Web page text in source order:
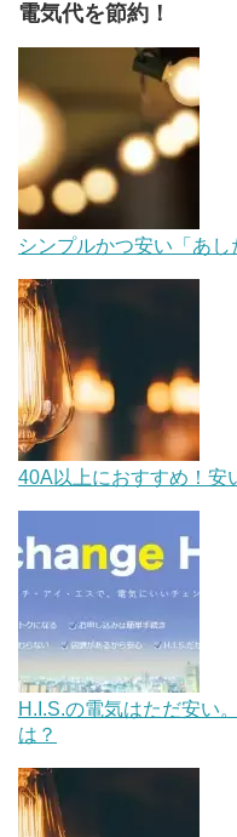
電気代を節約！
シンプルかつ安い「あ
40A以上におすすめ！安
H.I.S.の電気はただ安い
は？